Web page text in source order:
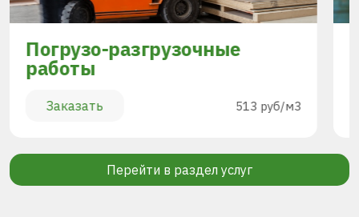
Погрузо-разгрузочные
работы
Заказать 513 руб/м3
Перейти в раздел услуг